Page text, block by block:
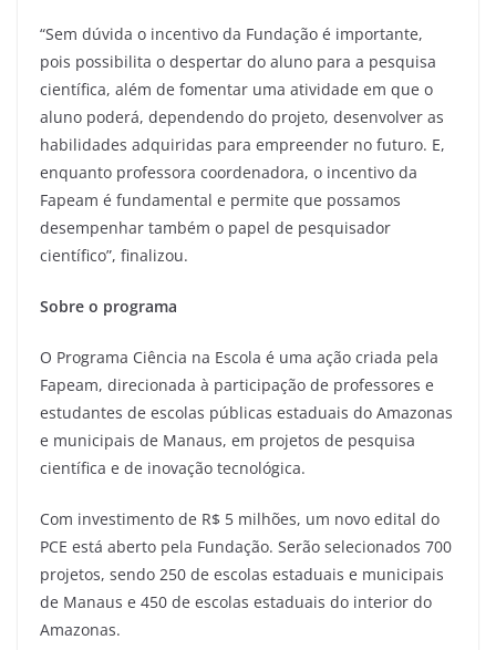
“Sem dúvida o incentivo da Fundação é importante,
pois possibilita o despertar do aluno para a pesquisa
científica, além de fomentar uma atividade em que o
aluno poderá, dependendo do projeto, desenvolver as
habilidades adquiridas para empreender no futuro. E,
enquanto professora coordenadora, o incentivo da
Fapeam é fundamental e permite que possamos
desempenhar também o papel de pesquisador
científico”, finalizou.
Sobre o programa
O Programa Ciência na Escola é uma ação criada pela
Fapeam, direcionada à participação de professores e
estudantes de escolas públicas estaduais do Amazonas
e municipais de Manaus, em projetos de pesquisa
científica e de inovação tecnológica.
Com investimento de R$ 5 milhões, um novo edital do
PCE está aberto pela Fundação. Serão selecionados 700
projetos, sendo 250 de escolas estaduais e municipais
de Manaus e 450 de escolas estaduais do interior do
Amazonas.